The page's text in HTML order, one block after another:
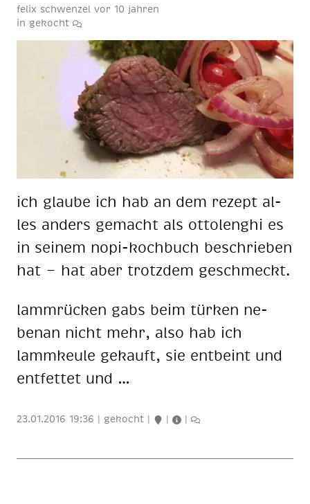
felix schwenzel vor 10 jahren
in gekocht
ich glau­be ich hab an dem re­zept al­
les an­ders ge­macht als ot­to­lenghi es
in sei­nem nopi-koch­buch be­schrie­ben
hat — hat aber trotz­dem ge­schmeckt.
lamm­rü­cken gabs beim tür­ken ne­
ben­an nicht mehr, also hab ich
lamm­keu­le ge­kauft, sie ent­beint und
ent­fet­tet und …
23.01.2016 19:36 | gekocht | | |